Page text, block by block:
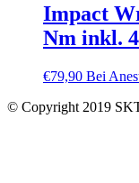
Impact
Nm inkl.
€79,90 Bei
© Copyright 2019